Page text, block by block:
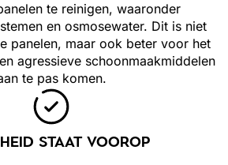
te reinigen, waaronder
en osmosewater. Dit is niet
panelen, maar ook beter voor het
agressieve schoonmaakmiddelen
te pas komen.
STAAT VOOROP